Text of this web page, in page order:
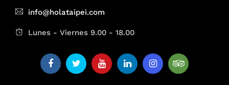
info@holataipei.com
Lunes - Viernes 9.00 - 18.00